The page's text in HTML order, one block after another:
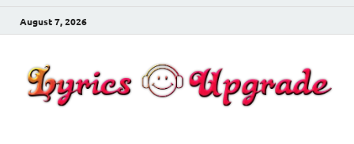
August 7, 2026